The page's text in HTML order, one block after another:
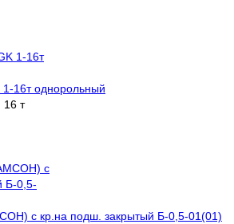
16т однорольный
16 т
с кр.на подш. закрытый Б-0,5-01(01)